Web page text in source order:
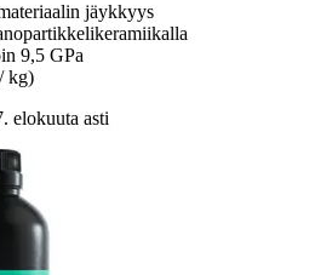
jäykkyys
9,5 GPa
kg)
elokuuta asti